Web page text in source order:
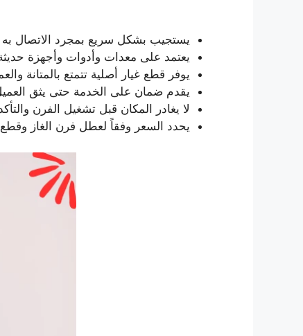
يستجيب بشكل سريع بمجرد الاتصال به
يعتمد على معدات وأدوات وأجهزة
يوفر قطع غيار أصلية تتمتع بالمتانة
يقدم ضمان على الخدمة حتى يثق
لا يغادر المكان قبل تشغيل الفرن
يحدد السعر وفقاً لعطل فرن الغاز